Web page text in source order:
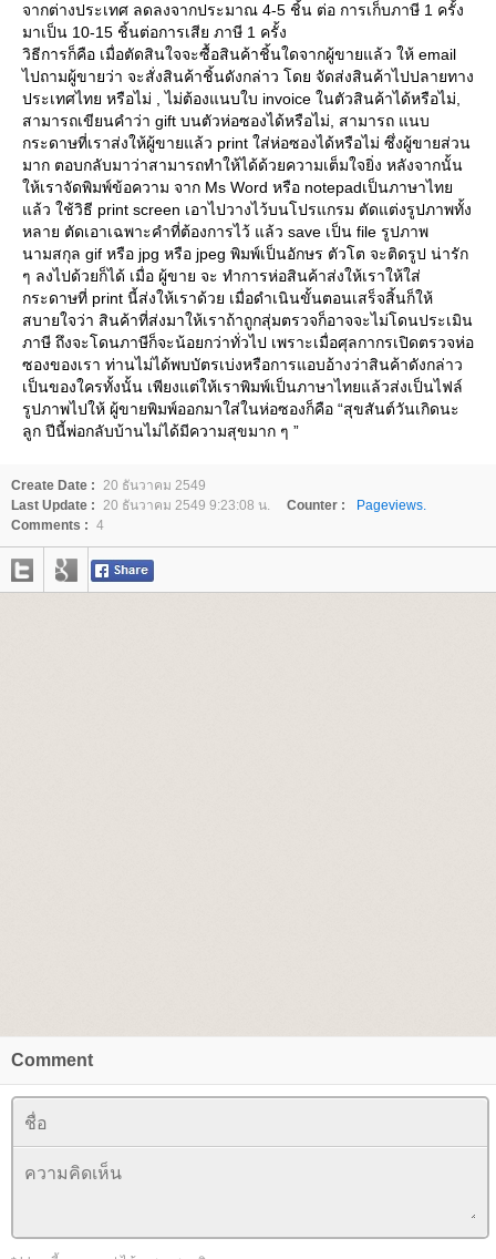
จากต่างประเทศ ลดลงจากประมาณ 4-5 ชิ้น ต่อ การเก็บภาษี 1 ครั้ง
มาเป็น 10-15 ชิ้นต่อการเสีย ภาษี 1 ครั้ง
วิธีการก็คือ เมื่อตัดสินใจจะซื้อสินค้าชิ้นใดจากผู้ขายแล้ว ให้ email
ไปถามผู้ขายว่า จะสั่งสินค้าชิ้นดังกล่าว โดย จัดส่งสินค้าไปปลายทาง
ประเทศไทย หรือไม่ , ไม่ต้องแนบใบ invoice ในตัวสินค้าได้หรือไม่,
สามารถเขียนคำว่า gift บนตัวห่อซองได้หรือไม่, สามารถ แนบ
กระดาษที่เราส่งให้ผู้ขายแล้ว print ใส่ห่อซองได้หรือไม่ ซึ่งผู้ขายส่วน
มาก ตอบกลับมาว่าสามารถทำให้ได้ด้วยความเต็มใจยิ่ง หลังจากนั้น
ห้เราจัดพิมพ์ข้อความ จาก Ms Word หรือ notepadเป็นภาษาไท
ล้ว ใช้วิธี print screen เอาไปวางไว้บนโปรแกรม ตัดแต่งรูปภาพทั้ง
หลาย ตัดเอาเฉพาะคำที่ต้องการไว้ แล้ว save เป็น file รูปภาพ
นามสกุล gif หรือ jpg หรือ jpeg พิมพ์เป็นอักษร ตัวโต จะติดรูป น่ารัก
ๆ ลงไปด้วยก็ได้ เมื่อ ผู้ขาย จะ ทำการห่อสินค้าส่งให้เราให้ใส่
กระดาษที่ print นี้ส่งให้เราด้วย เมื่อดำเนินขั้นตอนเสร็จสิ้นก็ให้
สบายใจว่า สินค้าที่ส่งมาให้เราถ้าถูกสุ่มตรวจก็อาจจะไม่โดนประเมิน
ภาษี ถึงจะโดนภาษีก็จะน้อยกว่าทั่วไป เพราะเมื่อศุลกากรเปิดตรวจห่อ
ซองของเรา ท่านไม่ได้พบบัตรเบ่งหรือการแอบอ้างว่าสินค้าดังกล่าว
เป็นของใครทั้งนั้น เพียงแต่ให้เราพิมพ์เป็นภาษาไทยแล้วส่งเป็นไฟล์
รูปภาพไปให้ ผู้ขายพิมพ์ออกมาใส่ในห่อซองก็คือ “สุขสันต์วันเกิดนะ
ลูก ปีนี้พ่อกลับบ้านไม่ได้มีความสุขมาก ๆ ”
Create Date : 20 ธันวาคม 2549
Last Update : 20 ธันวาคม 2549 9:23:08 น. Counter :
Pageviews.
Comments : 4
Comment